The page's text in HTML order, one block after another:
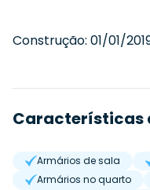
Construção: 01/01/
Características
Armários de sala
Armários no quarto